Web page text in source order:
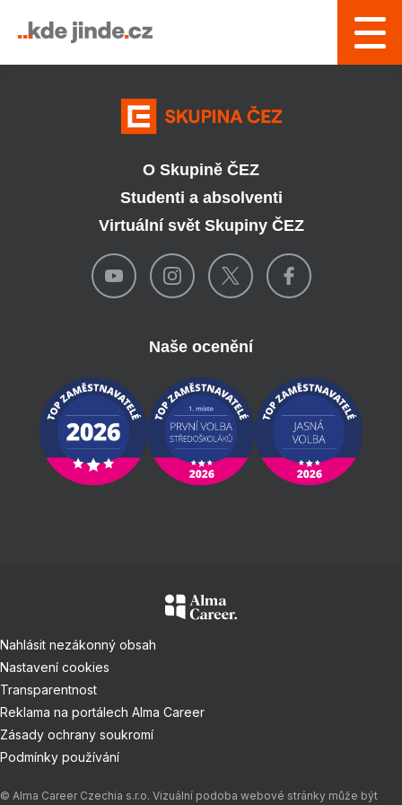
O Skupině ČEZ
Studenti a absolventi
Virtuální svět Skupiny ČEZ
Naše ocenění
Nahlásit nezákonný obsah
Nastavení cookies
Transparentnost
Reklama na portálech Alma Career
Zásady ochrany soukromí
Podmínky používání
© Alma Career Czechia s.r.o. Vizuální podoba webové stránky může být